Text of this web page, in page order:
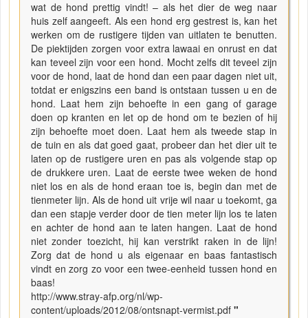
wat de hond prettig vindt! – als het dier de weg naar
huis zelf aangeeft. Als een hond erg gestrest is, kan het
werken om de rustigere tijden van uitlaten te benutten.
De piektijden zorgen voor extra lawaai en onrust en dat
kan teveel zijn voor een hond. Mocht zelfs dit teveel zijn
voor de hond, laat de hond dan een paar dagen niet uit,
totdat er enigszins een band is ontstaan tussen u en de
hond. Laat hem zijn behoefte in een gang of garage
doen op kranten en let op de hond om te bezien of hij
zijn behoefte moet doen. Laat hem als tweede stap in
de tuin en als dat goed gaat, probeer dan het dier uit te
laten op de rustigere uren en pas als volgende stap op
de drukkere uren. Laat de eerste twee weken de hond
niet los en als de hond eraan toe is, begin dan met de
tienmeter lijn. Als de hond uit vrije wil naar u toekomt, ga
dan een stapje verder door de tien meter lijn los te laten
en achter de hond aan te laten hangen. Laat de hond
niet zonder toezicht, hij kan verstrikt raken in de lijn!
Zorg dat de hond u als eigenaar en baas fantastisch
vindt en zorg zo voor een twee-eenheid tussen hond en
baas!
http://www.stray-afp.org/nl/wp-
content/uploads/2012/08/ontsnapt-vermist.pdf "